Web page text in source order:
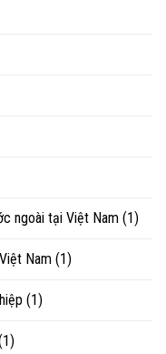
ngoài tại Việt Nam (1)
Nam (1)
(1)